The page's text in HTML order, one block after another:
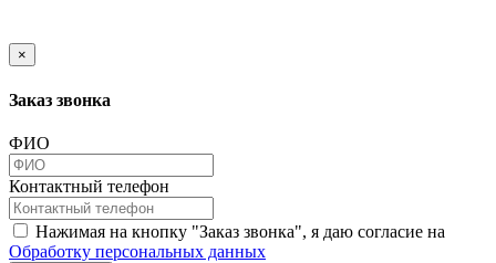
×
Заказ звонка
ФИО
Контактный телефон
Нажимая на кнопку "Заказ звонка", я даю согласие на
Обработку персональных данных